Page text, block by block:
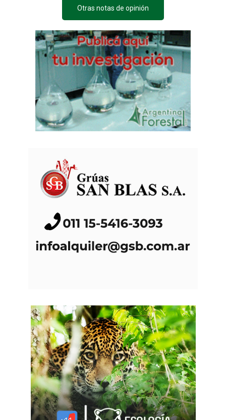
Otras notas de opinión